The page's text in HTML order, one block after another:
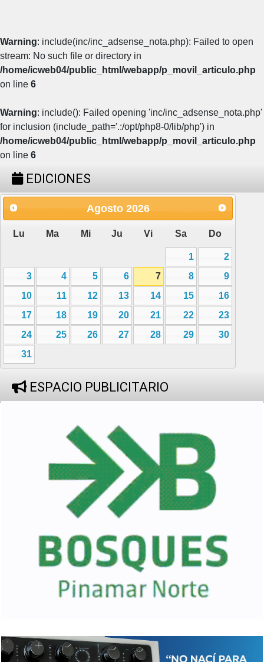
Warning: include(inc/inc_adsense_nota.php): Failed to open
stream: No such file or directory in
/home/icweb04/public_html/webapp/p_movil_articulo.php
on line 6
Warning: include(): Failed opening 'inc/inc_adsense_nota.php'
for inclusion (include_path='.:/opt/php8-0/lib/php') in
/home/icweb04/public_html/webapp/p_movil_articulo.php
on line 6
EDICIONES
Agosto 2026
Lu Ma Mi Ju Vi Sa Do
1
2
3
4 5 6 7 8
9
10
11 12 13 14 15
16
17
18 19 20 21 22
23
24
25 26 27 28 29
30
31
ESPACIO PUBLICITARIO